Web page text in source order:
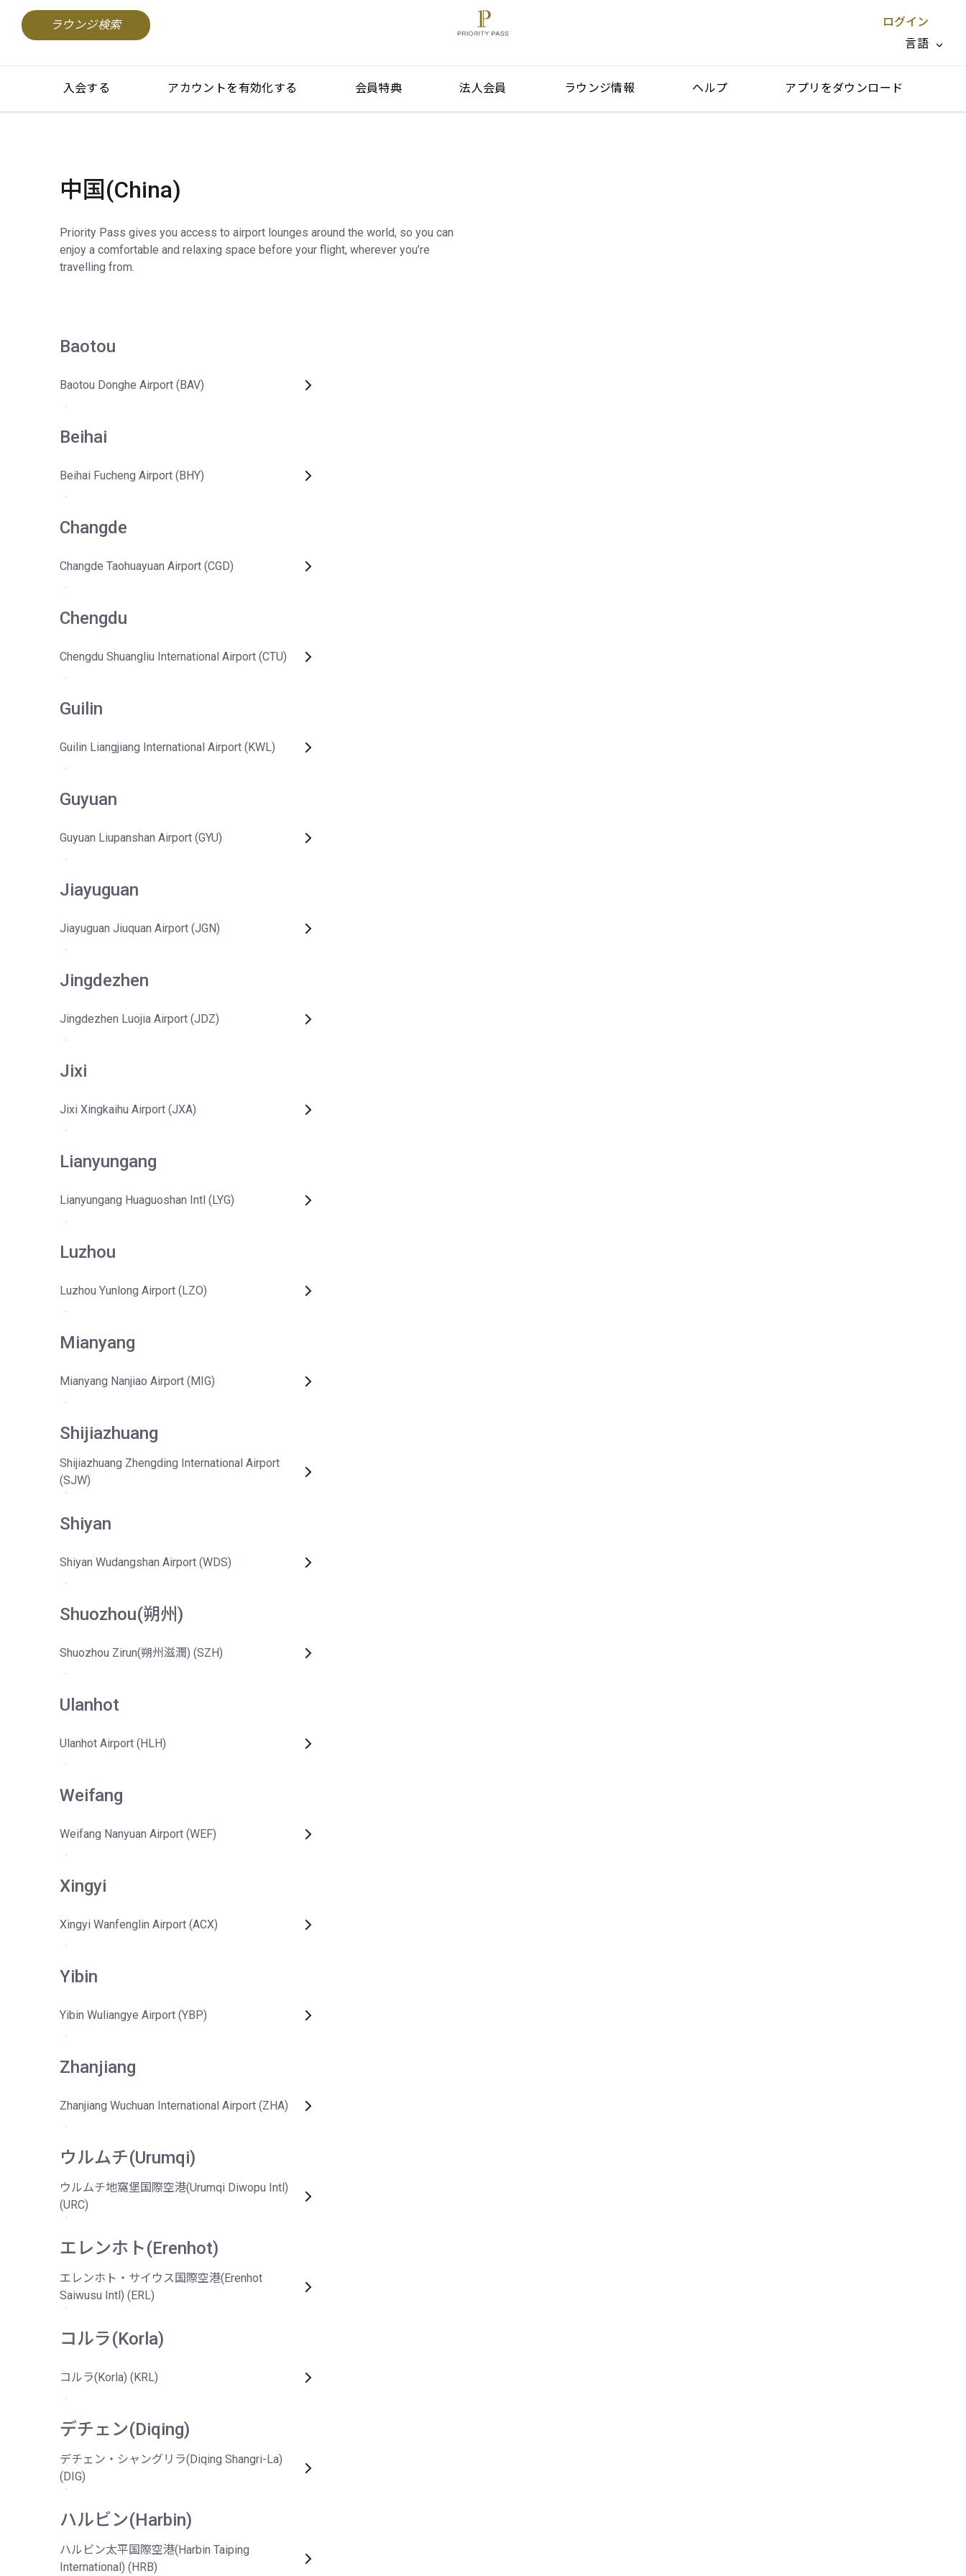
ラウンジ検索
ログイン
言語
閉じる X
入会する アカウントを有効化する 会員特典 法人会員 ラウンジ情報 ヘルプ アプリをダウンロード
中国(China)
Priority Pass gives you access to airport lounges around the world, so you can
enjoy a comfortable and relaxing space before your flight, wherever you’re
travelling from.
Baotou
Baotou Donghe Airport (BAV)
Beihai
Beihai Fucheng Airport (BHY)
Changde
Changde Taohuayuan Airport (CGD)
Chengdu
Chengdu Shuangliu International Airport (CTU)
Guilin
Guilin Liangjiang International Airport (KWL)
Guyuan
Guyuan Liupanshan Airport (GYU)
Jiayuguan
Jiayuguan Jiuquan Airport (JGN)
Jingdezhen
Jingdezhen Luojia Airport (JDZ)
Jixi
Jixi Xingkaihu Airport (JXA)
Lianyungang
Lianyungang Huaguoshan Intl (LYG)
Luzhou
Luzhou Yunlong Airport (LZO)
Mianyang
Mianyang Nanjiao Airport (MIG)
Shijiazhuang
Shijiazhuang Zhengding International Airport
(SJW)
Shiyan
Shiyan Wudangshan Airport (WDS)
Shuozhou(朔州)
Shuozhou Zirun(朔州滋潤) (SZH)
Ulanhot
Ulanhot Airport (HLH)
Weifang
Weifang Nanyuan Airport (WEF)
Xingyi
Xingyi Wanfenglin Airport (ACX)
Yibin
Yibin Wuliangye Airport (YBP)
Zhanjiang
Zhanjiang Wuchuan International Airport (ZHA)
ウルムチ(Urumqi)
ウルムチ地窩堡国際空港(Urumqi Diwopu Intl)
(URC)
エレンホト(Erenhot)
エレンホト・サイウス国際空港(Erenhot
Saiwusu Intl) (ERL)
コルラ(Korla)
コルラ(Korla) (KRL)
デチェン(Diqing)
デチェン・シャングリラ(Diqing Shangri-La)
(DIG)
ハルビン(Harbin)
ハルビン太平国際空港(Harbin Taiping
International) (HRB)